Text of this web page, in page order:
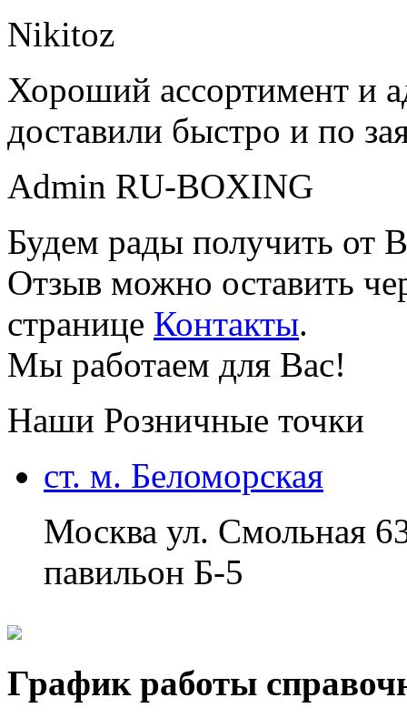
Nikitoz
Хороший ассортимент и
доставили быстро и по
Admin RU-BOXING
Будем рады получить от
Отзыв можно оставить
странице Контакты.
Мы работаем для Вас!
Наши Розничные точки
ст. м. Беломорская
Москва ул. Смольная
павильон Б-5
График работы